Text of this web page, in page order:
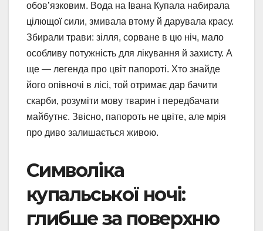
обов’язковим. Вода на Івана Купала набирала
цілющої сили, змивала втому й дарувала красу.
Збирали трави: зілля, сорване в цю ніч, мало
особливу потужність для лікування й захисту. А
ще — легенда про цвіт папороті. Хто знайде
його опівночі в лісі, той отримає дар бачити
скарби, розуміти мову тварин і передбачати
майбутнє. Звісно, папороть не цвіте, але мрія
про диво залишається живою.
Символіка
купальської ночі:
глибше за поверхню